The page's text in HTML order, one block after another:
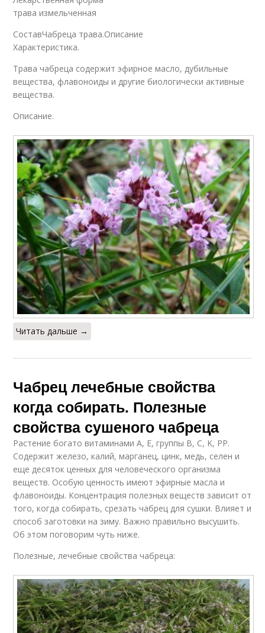
трава измельченная
СоставЧабреца трава.Описание
Характеристика.
Трава чабреца содержит эфирное масло, дубильные
вещества, флавоноиды и другие биологически активные
вещества.
Описание.
Читать дальше →
Чабрец лечебные свойства
когда собирать. Полезные
свойства сушеного чабреца
Растение богато витаминами A, E, группы B, C, K, PP.
Содержит железо, калий, марганец, цинк, медь, селен и
еще десяток ценных для человеческого организма
веществ. Особую ценность имеют эфирные масла и
флавоноиды. Концентрация полезных веществ зависит от
того, когда собирать, срезать чабрец для сушки. Влияет и
способ заготовки на зиму. Важно правильно высушить.
Об этом поговорим чуть ниже.
Полезные, лечебные свойства чабреца: